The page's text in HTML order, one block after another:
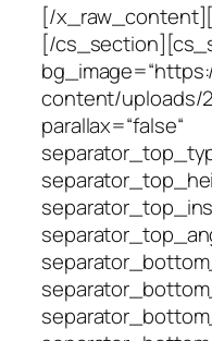
[/
[/
content/uploads/
parallax=“false“